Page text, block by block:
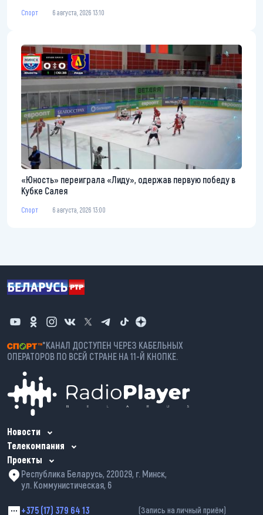
Спорт 6 августа, 2026 13:10
«Юность» переиграла «Лиду», одержав первую победу в
Кубке Салея
Спорт 6 августа, 2026 13:00
*КАНАЛ ДОСТУПЕН ЧЕРЕЗ КАБЕЛЬНЫХ
ОПЕРАТОРОВ ПО ВСЕЙ СТРАНЕ НА 11-Й КНОПКЕ.
Новости
Телекомпания
Проекты
Республика Беларусь, 220029, г. Минск,
ул. Коммунистическая, 6
+375 (17) 379 64 13 (Запись на личный приём)